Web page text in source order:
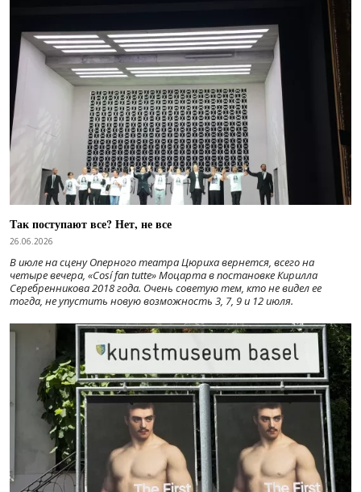
Так поступают все? Нет, не все
26.06.2026
В июле на сцену Оперного театра Цюриха вернется, всего на
четыре вечера, «Cosí fan tutte» Моцарта в постановке Кирилла
Серебренникова 2018 года. Очень советую тем, кто не видел ее
тогда, не упустить новую возможность 3, 7, 9 и 12 июля.